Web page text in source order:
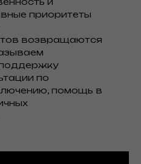
приоритеты
возвращаются
по
помощь в